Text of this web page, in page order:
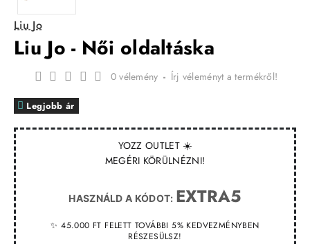
Liu Jo
Liu Jo - Női oldaltáska
YOZZ OUTLET ☀️
MEGÉRI KÖRÜLNÉZNI!
HASZNÁLD A KÓDOT: EXTRA5
✨ 45.000 FT FELETT TOVÁBBI 5% KEDVEZMÉNYBEN
RÉSZESÜLSZ!
Legjobb ár
0 vélemény - Írj véleményt a termékről!